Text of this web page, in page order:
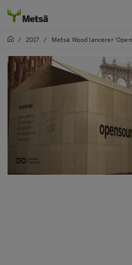
/ 2017 / Metsä Wood lancerer